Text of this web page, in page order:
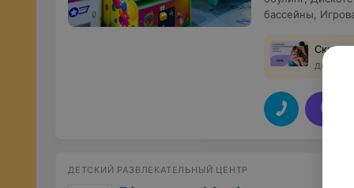
бассейны
Скидки
до 12
ДЕТСКИЙ РАЗВЛЕКАТЕЛЬНЫЙ ЦЕНТР